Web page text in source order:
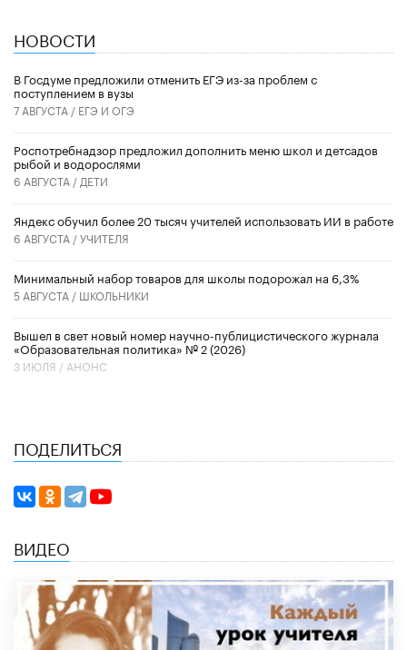
НОВОСТИ
В Госдуме предложили отменить ЕГЭ из-за проблем с
поступлением в вузы
7 АВГУСТА / ЕГЭ И ОГЭ
Роспотребнадзор предложил дополнить меню школ и детсадов
рыбой и водорослями
6 АВГУСТА / ДЕТИ
​Яндекс обучил более 20 тысяч учителей использовать ИИ в работе
6 АВГУСТА /УЧИТЕЛЯ
Минимальный набор товаров для школы подорожал на 6,3%
5 АВГУСТА / ШКОЛЬНИКИ
Вышел в свет новый номер научно-публицистического журнала
«Образовательная политика» № 2 (2026)
3 ИЮЛЯ / АНОНС
ПОДЕЛИТЬСЯ
ВИДЕО